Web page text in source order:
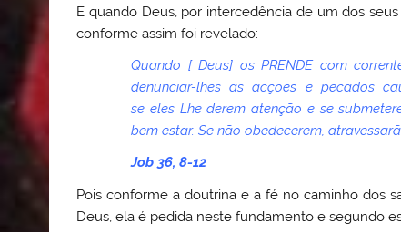
E quando Deus, por intercedência de um dos
conforme assim foi revelado:
Quando [ Deus] osPRENDEcom
denunciar-lhes as acções e pecados
se eles Lhe derem atenção e se
bem estar. Se não obedecerem,
Job 36, 8-12
Pois conforme a doutrina e a fé no caminho dos
Deus, ela é pedida neste fundamento e segundo